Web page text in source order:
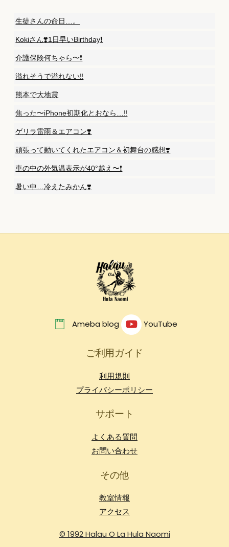
生徒さんの命日…。
Kokiさん❣️1日早いBirthday❗️
介護保険何ちゃら〜❗️
溢れそうで溢れない‼️
熊本で大地震
焦った〜iPhone初期化とおなら…‼️
ゲリラ雷雨＆エアコン❣️
頑張って動いてくれたエアコン＆初舞台の感想❣️
車の中の外気温表示が40°越え〜❗️
暑い中…冷えたみかん❣️
Back
To
Top
Ameba blog YouTube
ご利用ガイド
利用規則
プライバシーポリシー
サポート
よくある質問
お問い合わせ
その他
教室情報
アクセス
© 1992 Halau O La Hula Naomi